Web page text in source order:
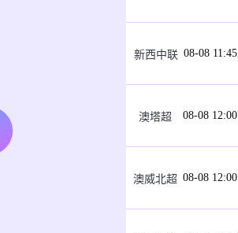
新西中联 08-08 11:45
澳塔超 08-08 12:00
澳威北超 08-08 12:00